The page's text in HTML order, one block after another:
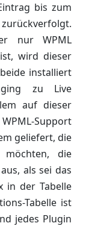
bis zum
nur WPML
wird dieser
installiert
zu Live
auf dieser
Support
geliefert, die
die
als sei das
in der Tabelle
Tabelle ist
jedes Plugin